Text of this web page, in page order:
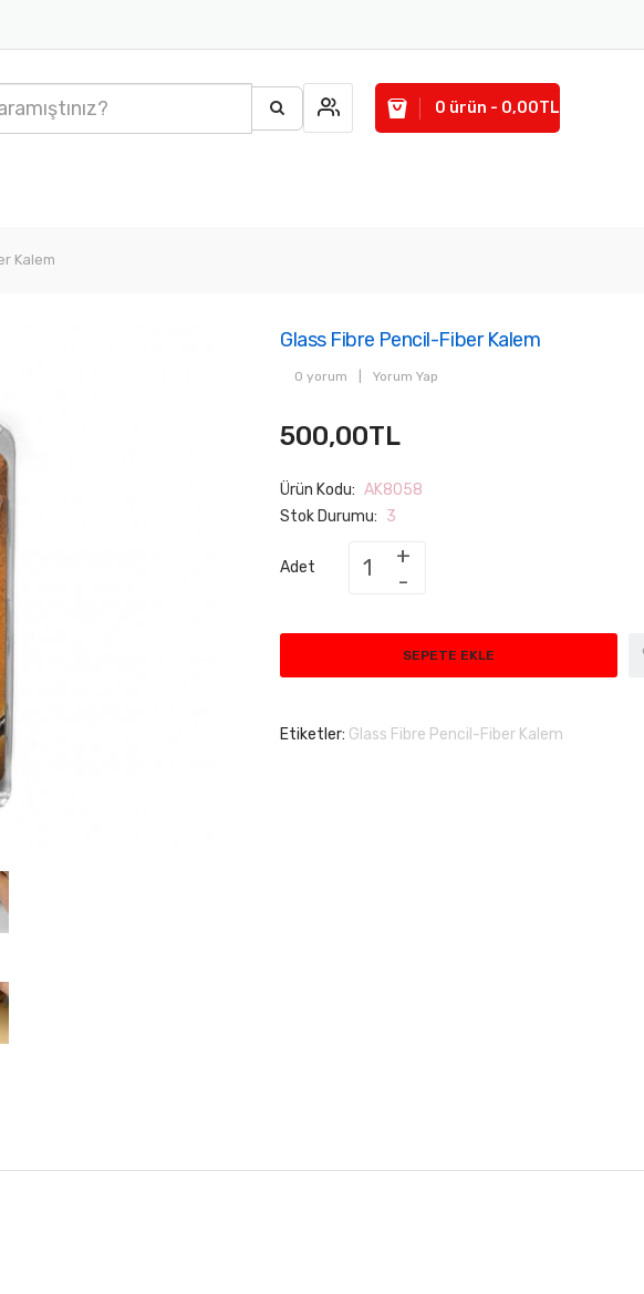
0 ürün - 0,00TL
Kalem
Glass Fibre Pencil-Fiber Kalem
0 yorum Yorum Yap
500,00TL
Ürün Kodu: AK8058
Stok Durumu: 3
Adet
SEPETE EKLE
Etiketler: Glass Fibre Pencil-Fiber Kalem